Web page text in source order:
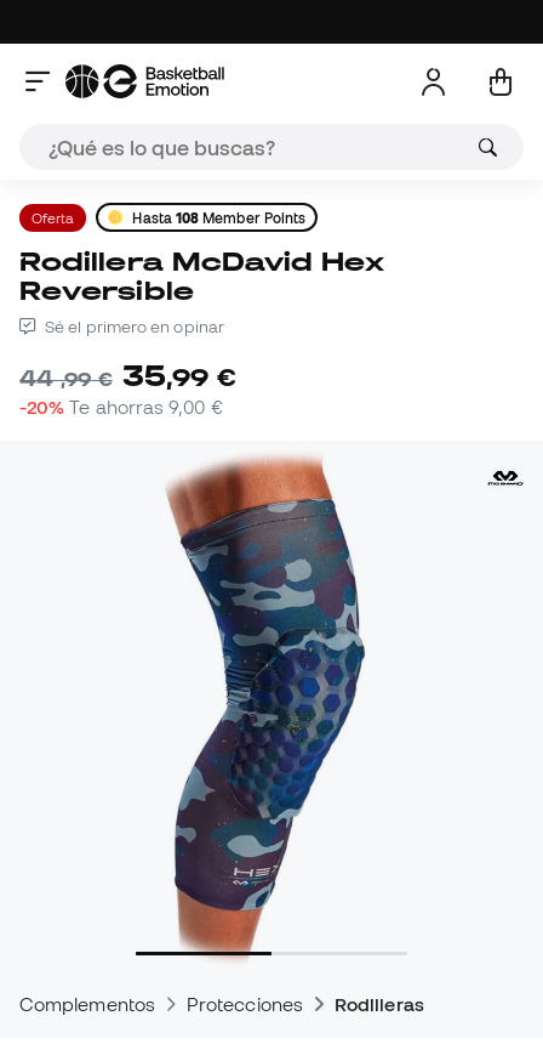
Oferta Hasta 108 Member Points
Rodillera McDavid Hex
Reversible
Sé el primero en opinar
44,99 € 35,99 €
-20% Te ahorras9,00 €
Complementos Protecciones Rodilleras